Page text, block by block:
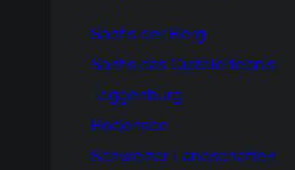
Säntis der Berg
Säntis das Gipfelerlebnis
Toggenburg
Bodensee
Schweizer Landschaften